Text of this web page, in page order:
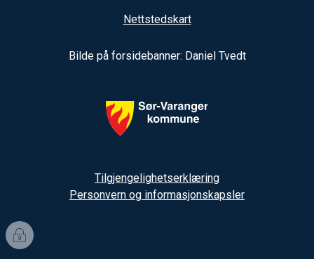
Nettstedskart
Bilde på forsidebanner: Daniel Tvedt
Tilgjengelighetserklæring
Personvern og informasjonskapsler
I